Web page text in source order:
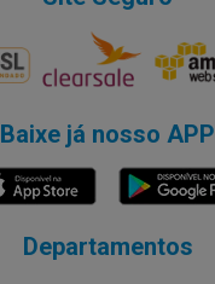
Baixe já nosso APP
Departamentos